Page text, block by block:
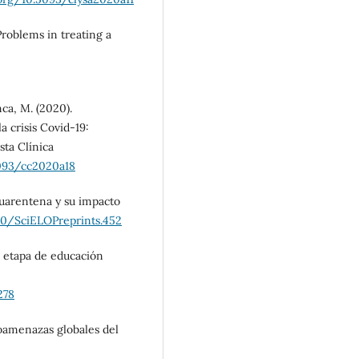
in treating a
M. (2020).
crisis Covid-19:
Clínica
cc2020a18
y su impacto
SciELOPreprints.452
de educación
globales del